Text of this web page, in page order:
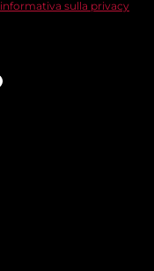
informativa sulla privacy